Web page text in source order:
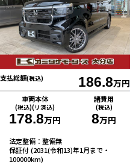
支払総額(税込) 186.8万円
車両本体
(税込)(リ済込)
178.8万円
諸費用
(税込)
8万円
法定整備：整備無
保証付 (2031(令和13)年1月まで・
100000km)